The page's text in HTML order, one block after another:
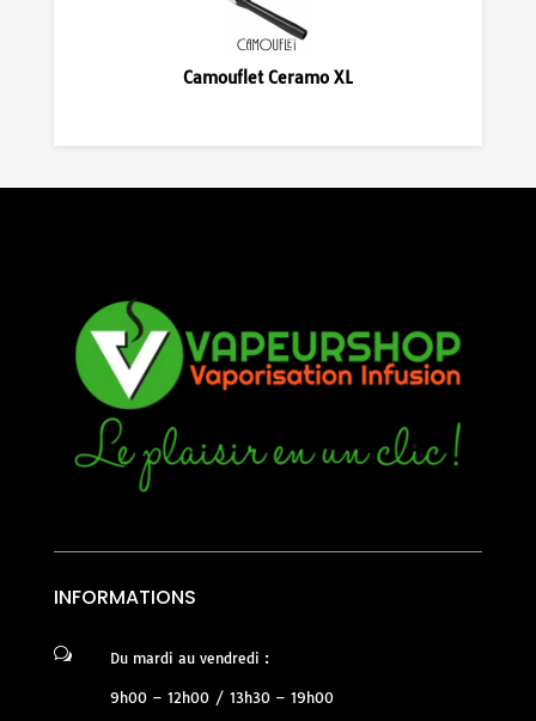
Camouflet Ceramo XL
INFORMATIONS
w Du mardi au vendredi :
9h00 – 12h00 / 13h30 – 19h00